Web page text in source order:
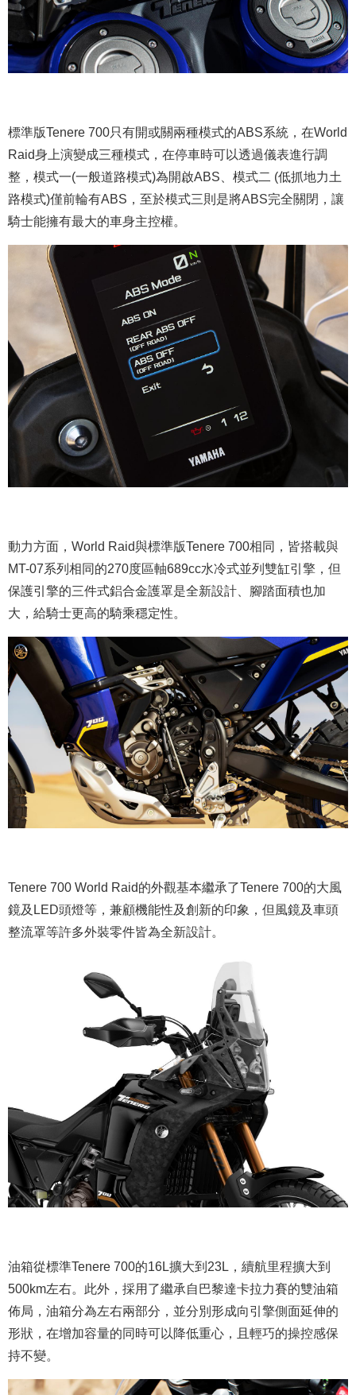
標準版Tenere 700只有開或關兩種模式的ABS系統，在World
Raid身上演變成三種模式，在停車時可以透過儀表進行調
整，模式一(一般道路模式)為開啟ABS、模式二 (低抓地力土
路模式)僅前輪有ABS，至於模式三則是將ABS完全關閉，讓
騎士能擁有最大的車身主控權。
動力方面，World Raid與標準版Tenere 700相同，皆搭載與
MT-07系列相同的270度區軸689cc水冷式並列雙缸引擎，但
保護引擎的三件式鋁合金護罩是全新設計、腳踏面積也加
大，給騎士更高的騎乘穩定性。
Tenere 700 World Raid的外觀基本繼承了Tenere 700的大風
鏡及LED頭燈等，兼顧機能性及創新的印象，但風鏡及車頭
整流罩等許多外裝零件皆為全新設計。
油箱從標準Tenere 700的16L擴大到23L，續航里程擴大到
500km左右。此外，採用了繼承自巴黎達卡拉力賽的雙油箱
佈局，油箱分為左右兩部分，並分別形成向引擎側面延伸的
形狀，在增加容量的同時可以降低重心，且輕巧的操控感保
持不變。